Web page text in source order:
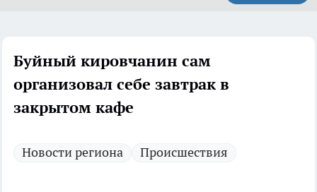
Буйный кировчанин сам
организовал себе завтрак в
закрытом кафе
Новости региона Происшествия